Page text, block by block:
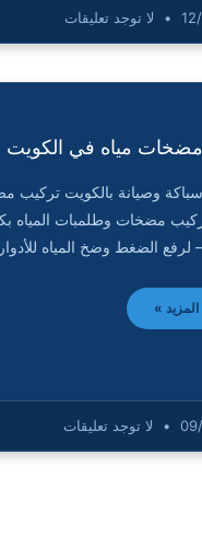
لا توجد تعليقات
مياه في الكويت
سباكة وصيانة بالكويت تركيب
مضخات وطلمبات المياه
الضغط وضخ المياه للأدوار
»
لا توجد تعليقات